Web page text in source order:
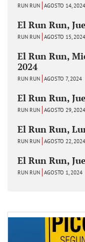
RUN RUN AGOSTO 14, 2024
El Run Run,
RUN RUN AGOSTO 15, 2024
El Run Run,
2024
RUN RUN AGOSTO 7, 2024
El Run Run,
RUN RUN AGOSTO 29, 2024
El Run Run,
RUN RUN AGOSTO 22, 2024
El Run Run,
RUN RUN AGOSTO 1, 2024